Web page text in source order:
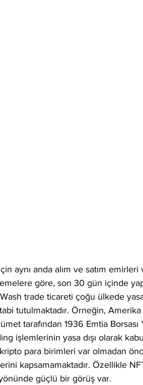
aynı anda alım ve satım
göre, son 30 gün içinde
trade ticareti çoğu ülkede
tutulmaktadır. Örneğin,
tarafından 1936 Emtia Borsası
işlemlerinin yasa dışı olarak
para birimleri var olmadan
kapsamamaktadır. Özellikle
güçlü bir görüş var.